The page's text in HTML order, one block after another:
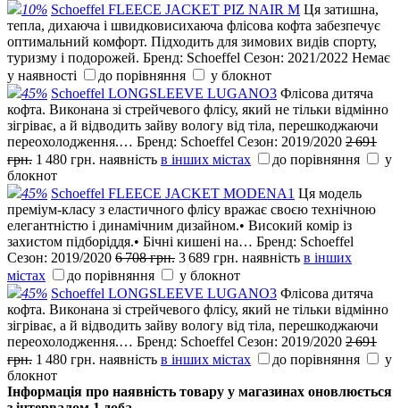
10% Schoeffel FLEECE JACKET PIZ NAIR M Ця затишна,
тепла, дихаюча і швидковисихаюча флісова кофта забезпечує
оптимальний комфорт. Підходить для зимових видів спорту,
туризму і подорожей. Бренд: Schoeffel Сезон: 2021/2022 Немає
у наявності
до порівняння
у блокнот
45% Schoeffel LONGSLEEVE LUGANO3 Флісова дитяча
кофта. Виконана зі стрейчевого флісу, який не тільки відмінно
зігріває, а й відводить зайву вологу від тіла, перешкоджаючи
переохолодження.… Бренд: Schoeffel Сезон: 2019/2020 2 691
грн. 1 480 грн. наявність в інших містах до порівняння
у
блокнот
45% Schoeffel FLEECE JACKET MODENA1 Ця модель
преміум-класу з еластичного флісу вражає своєю технічною
елегантністю і динамічним дизайном.• Високий комір із
захистом підборіддя.• Бічні кишені на… Бренд: Schoeffel
Сезон: 2019/2020 6 708 грн. 3 689 грн. наявність в інших
містах
до порівняння
у блокнот
45% Schoeffel LONGSLEEVE LUGANO3 Флісова дитяча
кофта. Виконана зі стрейчевого флісу, який не тільки відмінно
зігріває, а й відводить зайву вологу від тіла, перешкоджаючи
переохолодження.… Бренд: Schoeffel Сезон: 2019/2020 2 691
грн. 1 480 грн. наявність в інших містах до порівняння
у
блокнот
Інформація про наявність товару у магазинах оновлюється